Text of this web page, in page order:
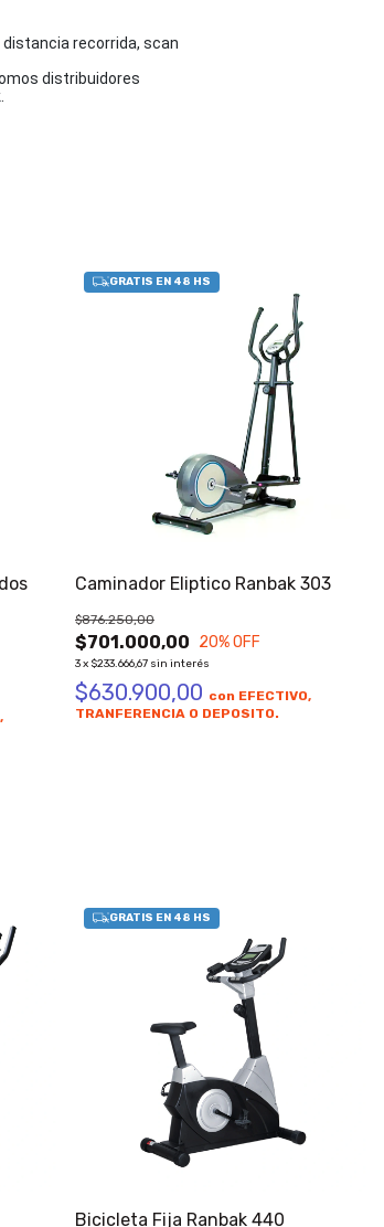
recorrida, scan
distribuidores
Caminador Eliptico Ranbak 303
$701.000,00
$876.250,00
20% OFF
3x $233.666,67 sin interés
$630.900,00 con EFECTIVO,
TRANFERENCIA O DEPOSITO.
Bicicleta Fija Ranbak 440